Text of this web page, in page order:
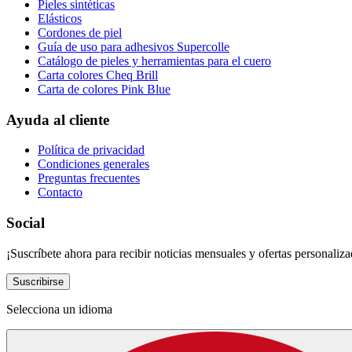
Pieles sintéticas
Elásticos
Cordones de piel
Guía de uso para adhesivos Supercolle
Catálogo de pieles y herramientas para el cuero
Carta colores Cheq Brill
Carta de colores Pink Blue
Ayuda al cliente
Política de privacidad
Condiciones generales
Preguntas frecuentes
Contacto
Social
¡Suscríbete ahora para recibir noticias mensuales y ofertas
Suscribirse
Selecciona un idioma